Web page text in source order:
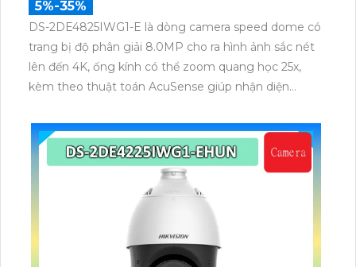
5%-35%
DS-2DE4825IWG1-E là dòng camera speed dome có
trang bị độ phân giải 8.0MP cho ra hình ảnh sắc nét
lên đến 4K, ống kính có thể zoom quang học 25x,
kèm theo thuật toán AcuSense giúp nhận diện
ngoại tầm xa lên đến 100m.